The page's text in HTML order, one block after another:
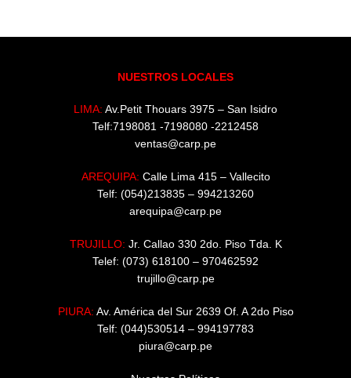
NUESTROS LOCALES
LIMA: Av.Petit Thouars 3975 – San Isidro
Telf:7198081 -7198080 -2212458
ventas@carp.pe
AREQUIPA: Calle Lima 415 – Vallecito
Telf: (054)213835 – 994213260
arequipa@carp.pe
TRUJILLO: Jr. Callao 330 2do. Piso Tda. K
Telef: (073) 618100 – 970462592
trujillo@carp.pe
PIURA: Av. América del Sur 2639 Of. A 2do Piso
Telf: (044)530514 – 994197783
piura@carp.pe